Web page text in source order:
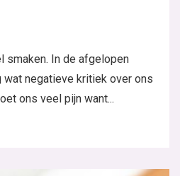
smaken. In de afgelopen
wat negatieve kritiek over ons
ons veel pijn want...